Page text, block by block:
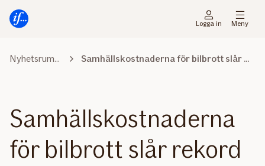
direkt
huvudmenyn
direkt
innehåll
Logga in Meny
Nyhetsrummet Samhällskostnaderna för bilbrott slår rekord
Samhällskostnaderna
för bilbrott slår rekord